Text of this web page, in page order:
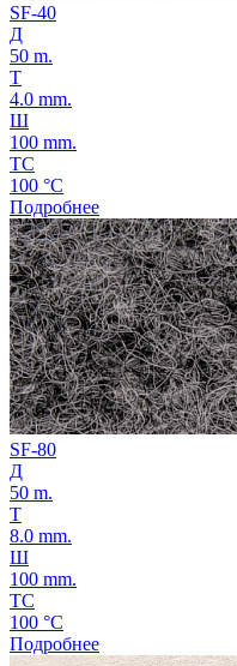
SF-40
Д
50 m.
Т
4.0 mm.
Ш
100 mm.
ТС
100 °C
Подробнее
SF-80
Д
50 m.
Т
8.0 mm.
Ш
100 mm.
ТС
100 °C
Подробнее